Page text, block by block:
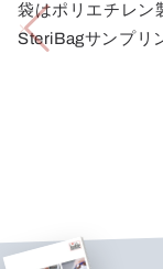
袋はポリエチレン
SteriBagサンプリ
徴です。指示に
統合された安全